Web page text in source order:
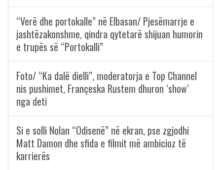
“Verë dhe portokalle” në Elbasan/ Pjesëmarrje e
jashtëzakonshme, qindra qytetarë shijuan humorin
e trupës së “Portokalli”
Foto/ “Ka dalë dielli”, moderatorja e Top Channel
nis pushimet, Françeska Rustem dhuron ‘show’
nga deti
Si e solli Nolan “Odisenë” në ekran, pse zgjodhi
Matt Damon dhe sfida e filmit më ambicioz të
karrierës